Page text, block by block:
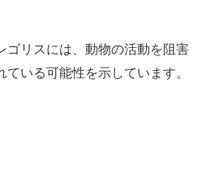
ゴリスには、動物の活動を阻害
いる可能性を示しています。